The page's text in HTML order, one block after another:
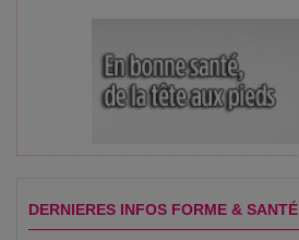
DERNIERES INFOS FORME & SANTÉ